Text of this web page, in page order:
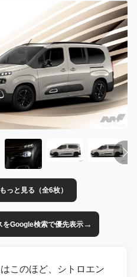
っと見る（全6枚）
Google検索で優先表示→
このほど、シトロエン